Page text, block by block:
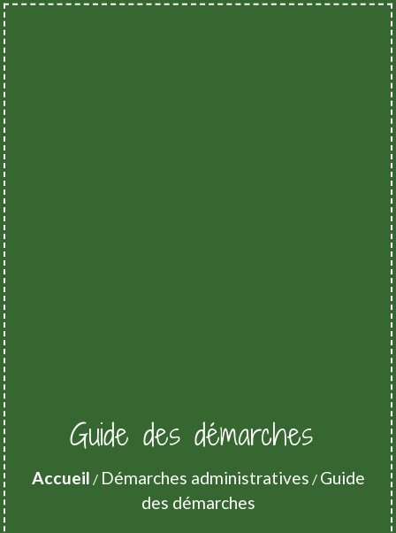
Guide des démarches
Accueil / Démarches administratives / Guide
des démarches